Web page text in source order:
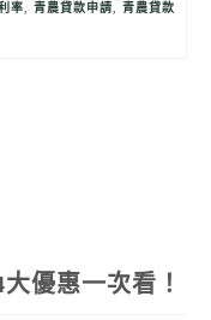
率, 青農貸款申請, 青農貸款
優惠一次看！